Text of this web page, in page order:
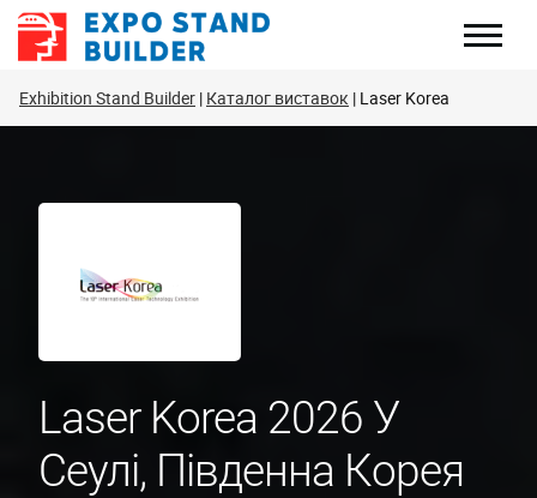
Перейти
Exhibition Stand Builder Каталог виставок Laser Korea
Laser Korea 2026 У
Сеулі, Південна Корея